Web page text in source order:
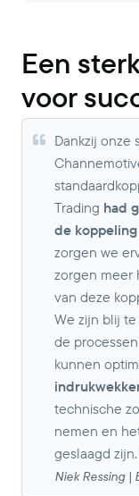
Een
voor
Dankzij onze
Trading had
de
zorgen we
zorgen meer
van deze
We zijn blij
de
kunnen
technische
nemen en
geslaagd
Niek Ressing |